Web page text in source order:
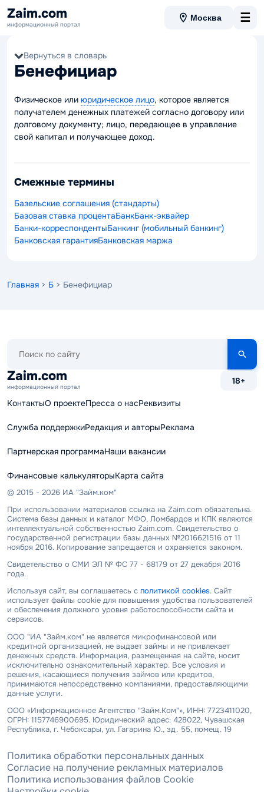
Zaim.com
информационный портал
Москва ☰
Вернуться в словарь
Бенефициар
Физическое или юридическое лицо, которое является
получателем денежных платежей согласно договору или
долговому документу; лицо, передающее в управление
свой капитал и получающее доход.
Смежные термины
Базельские соглашения (стандарты)
Базовая ставка процентаБанкБанк-эквайер
Банки-корреспондентыБанкинг (мобильный банкинг)
Банковская гарантияБанковская маржа
Главная > Б > Бенефициар
сайту
Zaim.com
информационный портал
18+
КонтактыО проектеПресса о насРеквизиты
Служба поддержкиРедакция и авторыРеклама
Партнерская программаНаши вакансии
Финансовые калькуляторыКарта сайта
© 2015 - 2026 ИА "Займ.ком"
При использовании материалов ссылка на Zaim.com обязательна.
Система базы данных и каталог МФО, Ломбардов и КПК являются
интеллектуальной собственностью Zaim.com. Свидетельство о
государственной регистрации базы данных №2016621516 от 11
ноября 2016. Копирование запрещается и охраняется законом.
Свидетельство о СМИ ЭЛ № ФС 77 - 68179 от 27 декабря 2016
года.
Используя сайт, вы соглашаетесь с политикой cookies. Сайт
использует файлы cookie для повышения удобства пользователей
и обеспечения должного уровня работоспособности сайта и
сервисов.
ООО "ИА "Займ.ком" не является микрофинансовой или
кредитной организацией, не выдает займы и не привлекает
денежных средств. Информация, размещенная на сайте, носит
исключительно ознакомительный характер. Все условия и
решения, касающиеся получения займов или кредитов,
принимаются непосредственно компаниями, предоставляющими
данные услуги.
ООО «Информационное Агентство "Займ.Ком"», ИНН: 7723411020,
ОГРН: 1157746900695. Юридический адрес: 428022, Чувашская
Республика, г. Чебоксары, ул. Гагарина Ю., зд. 55, помещ. 19
Политика обработки персональных данных
Согласие на получение рекламных материалов
Политика использования файлов Cookie